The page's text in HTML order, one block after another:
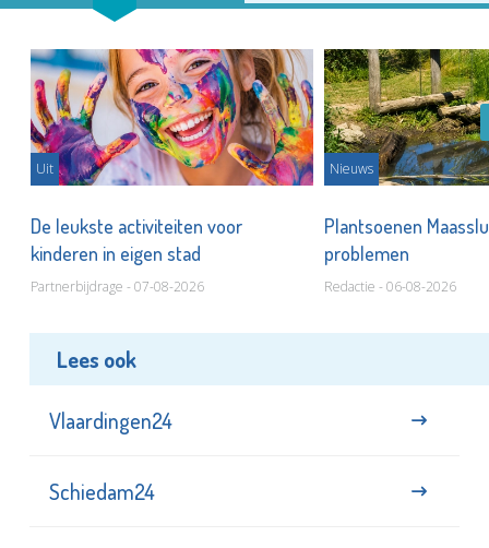
Uit
De leukste activiteiten voor
kinderen in eigen stad
Partnerbijdrage - 07-08-2026
Nieuws
Plantsoenen
problemen
Redactie - 06-08-2026
Lees ook
Vlaardingen24
Schiedam24